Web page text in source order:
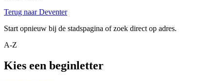
Terug naar Deventer
Start opnieuw bij de stadspagina of zoek direct op adres.
A-Z
Kies een beginletter